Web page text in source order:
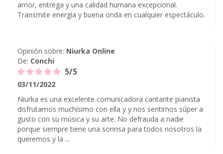
amor, entrega y una calidad humana excepcional.
Transmite energía y buena onda en cualquier espectáculo.
Opinión sobre: Niurka Online
De: Conchi
5/5
03/11/2022
Niurka es una excelente comunicadora cantante pianista
disfrutamos muchísimo con ella y y nos sentimos súper a
gusto con su música y su arte. No defrauda a nadie
porque siempre tiene una sonrisa para todos nosotros la
queremos y la ...